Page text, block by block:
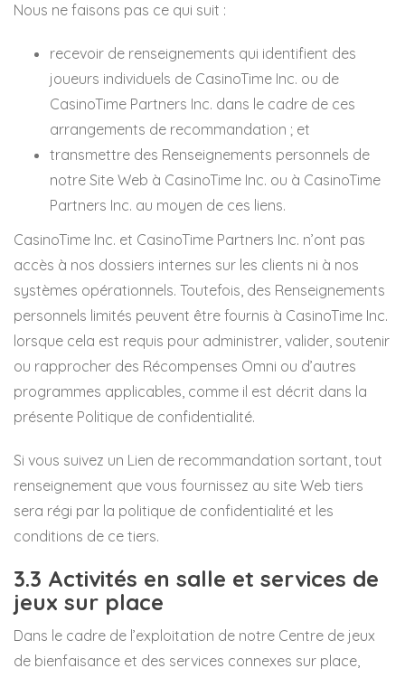
Nous ne faisons pas ce qui suit :
recevoir de renseignements qui identifient des
joueurs individuels de CasinoTime Inc. ou de
CasinoTime Partners Inc. dans le cadre de ces
arrangements de recommandation ; et
transmettre des Renseignements personnels de
notre Site Web à CasinoTime Inc. ou à CasinoTime
Partners Inc. au moyen de ces liens.
CasinoTime Inc. et CasinoTime Partners Inc. n’ont pas
accès à nos dossiers internes sur les clients ni à nos
systèmes opérationnels. Toutefois, des Renseignements
personnels limités peuvent être fournis à CasinoTime Inc.
lorsque cela est requis pour administrer, valider, soutenir
ou rapprocher des Récompenses Omni ou d’autres
programmes applicables, comme il est décrit dans la
présente Politique de confidentialité.
Si vous suivez un Lien de recommandation sortant, tout
renseignement que vous fournissez au site Web tiers
sera régi par la politique de confidentialité et les
conditions de ce tiers.
3.3 Activités en salle et services de
jeux sur place
Dans le cadre de l’exploitation de notre Centre de jeux
de bienfaisance et des services connexes sur place,